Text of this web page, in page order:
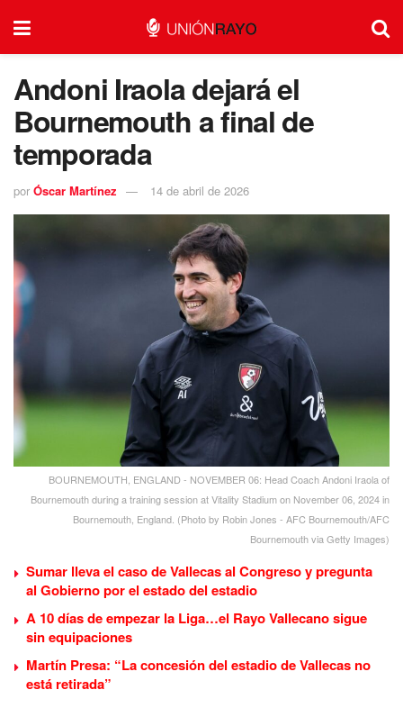
Andoni Iraola dejará el
Bournemouth a final de
temporada
por Óscar Martínez 14 de abril de 2026
BOURNEMOUTH, ENGLAND - NOVEMBER 06: Head Coach Andoni Iraola of
Bournemouth during a training session at Vitality Stadium on November 06, 2024 in
Bournemouth, England. (Photo by Robin Jones - AFC Bournemouth/AFC
Bournemouth via Getty Images)
Sumar lleva el caso de Vallecas al Congreso y pregunta
al Gobierno por el estado del estadio
A 10 días de empezar la Liga…el Rayo Vallecano sigue
sin equipaciones
Martín Presa: “La concesión del estadio de Vallecas no
está retirada”